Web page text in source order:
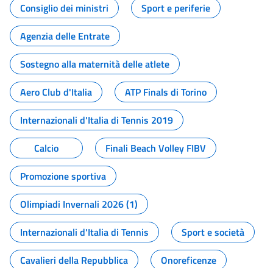
Consiglio dei ministri
Sport e periferie
Agenzia delle Entrate
Sostegno alla maternità delle atlete
Aero Club d'Italia
ATP Finals di Torino
Internazionali d'Italia di Tennis 2019
Calcio
Finali Beach Volley FIBV
Promozione sportiva
Olimpiadi Invernali 2026 (1)
Internazionali d'Italia di Tennis
Sport e società
Cavalieri della Repubblica
Onoreficenze